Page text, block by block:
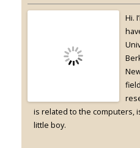
Hi.
is related to the computers,
little boy.